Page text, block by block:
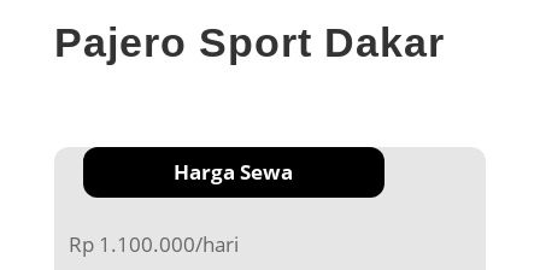
Pajero Sport Dakar
Harga Sewa
Rp 1.100.000/hari